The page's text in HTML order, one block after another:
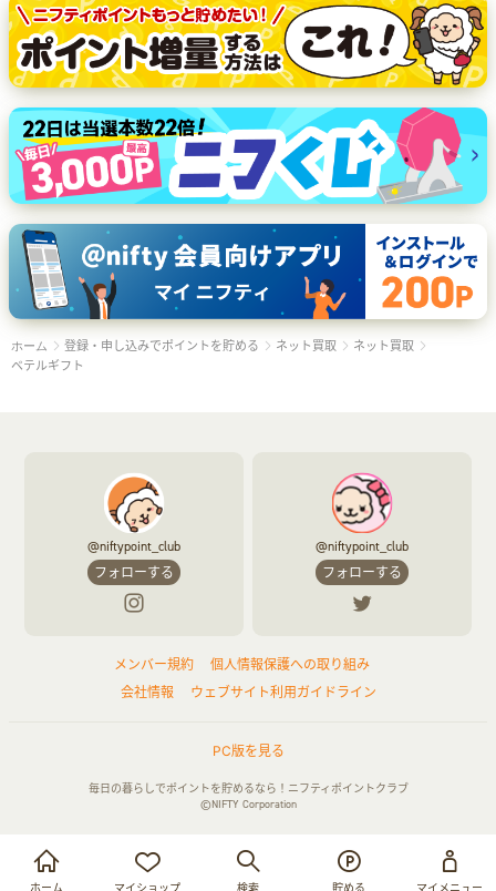
お買い物・サービス利用で貯める
ログイン
ホーム マイショップ 検索 貯める マイメニュー
ホーム 登録・申し込みでポイントを貯める ネット買取
ネット買取
ベテルギフト
@niftypoint_club
フォローする
@niftypoint_club
フォローする
メンバー規約
個人情報保護への取り組み
会社情報
ウェブサイト利用ガイドライン
PC版を見る
毎日の暮らしでポイントを貯めるなら！ニフティポイントクラブ
©NIFTY Corporation